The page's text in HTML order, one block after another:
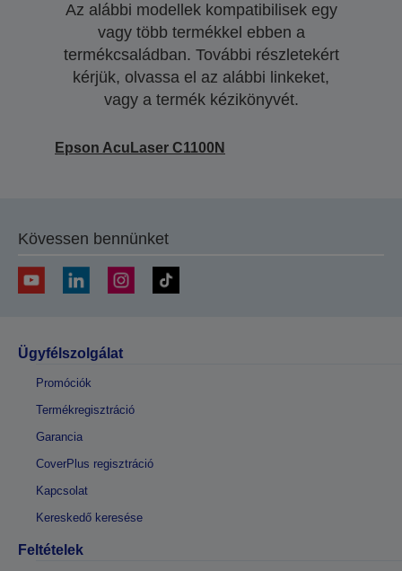
Az alábbi modellek kompatibilisek egy
vagy több termékkel ebben a
termékcsaládban. További részletekért
kérjük, olvassa el az alábbi linkeket,
vagy a termék kézikönyvét.
Epson AcuLaser C1100N
Kövessen bennünket
Ügyfélszolgálat
Promóciók
Termékregisztráció
Garancia
CoverPlus regisztráció
Kapcsolat
Kereskedő keresése
Feltételek